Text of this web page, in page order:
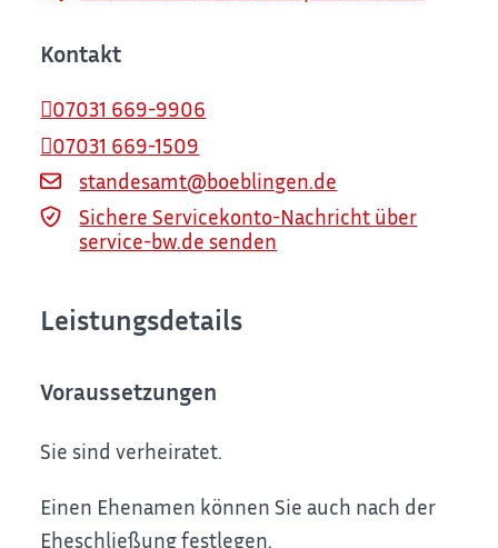
Kontakt
07031 669-9906
07031 669-1509
standesamt@boeblingen.de
Sichere Servicekonto-Nachricht über
service-bw.de senden
Leistungsdetails
Voraussetzungen
Sie sind verheiratet.
Einen Ehenamen können Sie auch nach der
Eheschließung festlegen.